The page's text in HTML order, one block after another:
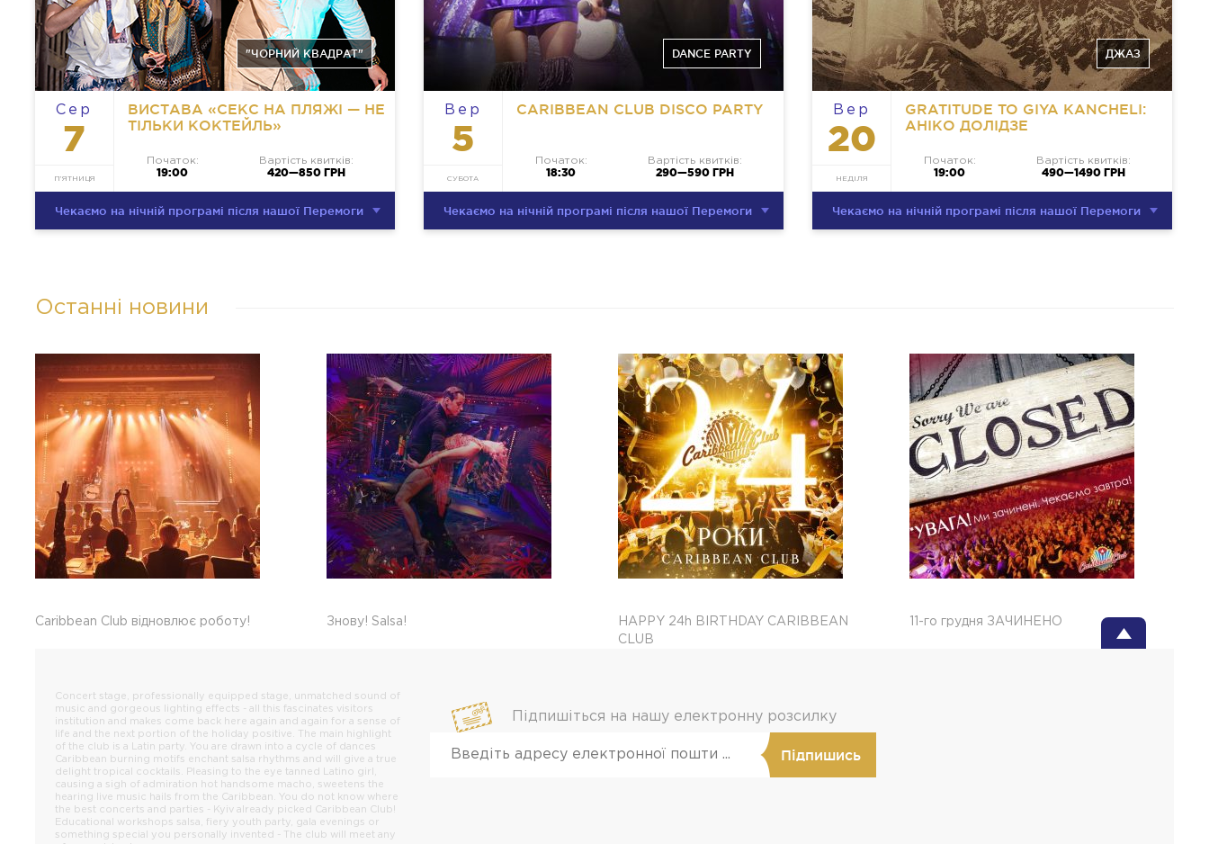
"ЧОРНИЙ КВАДРАТ"
Сер
7
П’ЯТНИЦЯ
ВИСТАВА «СЕКС НА ПЛЯЖІ — НЕ
ТІЛЬКИ КОКТЕЙЛЬ»
Початок:
19:00
Вартість квитків:
420—850 ГРН
Чекаємо на нічній програмі після нашої Перемоги
DANCE PARTY
Вер
5
СУБОТА
CARIBBEAN CLUB DISCO PARTY
Початок:
18:30
Вартість квитків:
290—590 ГРН
Чекаємо на нічній програмі після нашої Перемоги
ДЖАЗ
Вер
20
НЕДІЛЯ
GRATITUDE TO GIYA KANCHELI:
АНІКО ДОЛІДЗЕ
Початок:
19:00
Вартість квитків:
490—1490 ГРН
Чекаємо на нічній програмі після нашої Перемоги
Останні новини
Caribbean Club відновлює роботу! Знову! Salsa!
HAPPY 24h BIRTHDAY CARIBBEAN
CLUB
11-го грудня ЗАЧИНЕНО
Concert stage, professionally equipped stage, unmatched sound of
music and gorgeous lighting effects - all this fascinates visitors
institution and makes come back here again and again for a sense of
life and the next portion of the holiday positive. The main highlight
of the club is a Latin party. You are drawn into a cycle of dances
Caribbean burning motifs enchant salsa rhythms and will give a true
delight tropical cocktails. Pleasing to the eye tanned Latino girl,
causing a sigh of admiration hot handsome macho, sweetens the
hearing live music hails from the Caribbean. You do not know where
the best concerts and parties - Kyiv already picked Caribbean Club!
Educational workshops salsa, fiery youth party, gala evenings or
something special you personally invented - The club will meet any
Підпишіться на нашу електронну розсилку